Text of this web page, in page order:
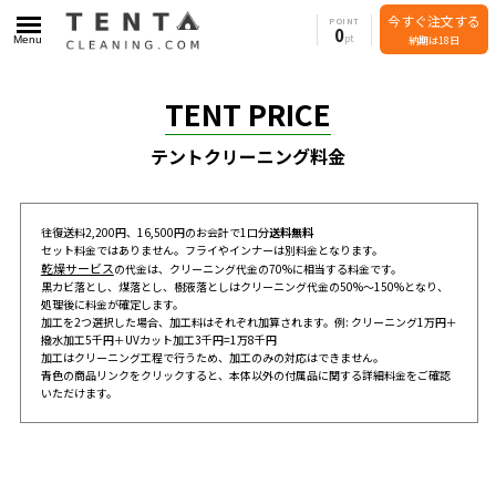
POINT
0
今すぐ注文する
納期は18日
Menu
TENT PRICE
テントクリーニング料金
往復送料2,200円、16,500円のお会計で1口分送料無料
セット料金ではありません。フライやインナーは別料金となります。
乾燥サービスの代金は、クリーニング代金の70%に相当する料金です。
黒カビ落とし、煤落とし、樹液落としはクリーニング代金の50%～150%となり、
処理後に料金が確定します。
加工を2つ選択した場合、加工料はそれぞれ加算されます。例: クリーニング1万円＋
撥水加工5千円＋UVカット加工3千円=1万8千円
加工はクリーニング工程で行うため、加工のみの対応はできません。
青色の商品リンクをクリックすると、本体以外の付属品に関する詳細料金をご確認
いただけます。